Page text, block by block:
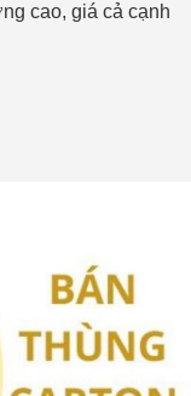
cao, giá cả cạnh